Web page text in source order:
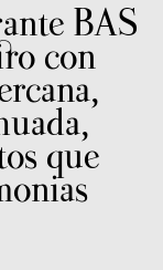
BAS
con
que